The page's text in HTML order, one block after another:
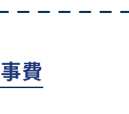
費